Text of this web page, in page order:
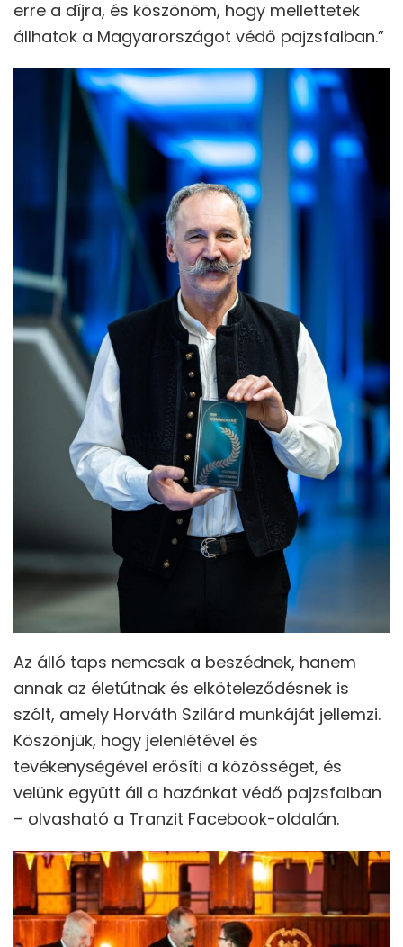
erre a díjra, és köszönöm, hogy mellettetek
állhatok a Magyarországot védő pajzsfalban.”
Az álló taps nemcsak a beszédnek, hanem
annak az életútnak és elköteleződésnek is
szólt, amely Horváth Szilárd munkáját jellemzi.
Köszönjük, hogy jelenlétével és
tevékenységével erősíti a közösséget, és
velünk együtt áll a hazánkat védő pajzsfalban
– olvasható a Tranzit Facebook-oldalán.